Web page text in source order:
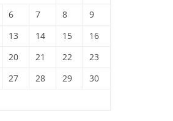
6 7 8
9
13 14 15
16
20 21 22
23
27 28 29
30